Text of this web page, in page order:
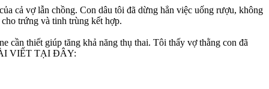
cả vợ lẫn chồng. Con dâu tôi đã dừng hẳn việc uống rượu, không
trứng và tinh trùng kết hợp.
cần thiết giúp tăng khả năng thụ thai. Tôi thấy vợ thằng con đã
VIẾT TẠI ĐÂY: